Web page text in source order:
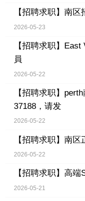
【招聘求职】 南区
2026-05-23
【招聘求职】 East
員
2026-05-22
【招聘求职】
37188，请发
2026-05-22
【招聘求职】 南区
2026-05-22
【招聘求职】 高端
2026-05-21